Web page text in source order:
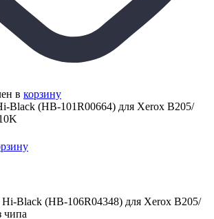
в корзину
Black (HB-101R00664) для Xerox B205/